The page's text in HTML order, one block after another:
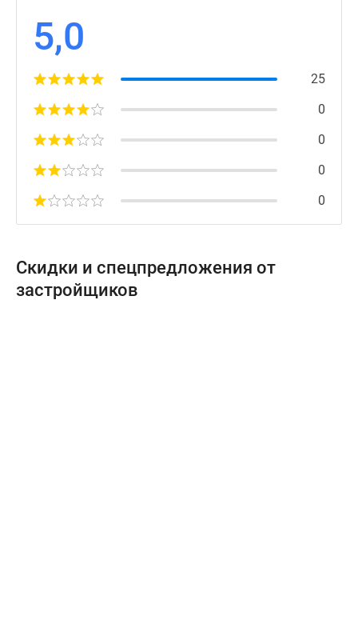
5,0
25
0
0
0
0
Скидки и спецпредложения от
застройщиков